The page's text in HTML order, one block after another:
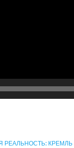
РЕАЛЬНОСТЬ: КРЕМЛЬ